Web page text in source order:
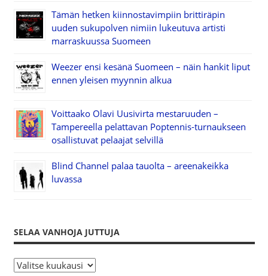
Tämän hetken kiinnostavimpiin brittiräpin
uuden sukupolven nimiin lukeutuva artisti
marraskuussa Suomeen
Weezer ensi kesänä Suomeen – näin hankit liput
ennen yleisen myynnin alkua
Voittaako Olavi Uusivirta mestaruuden –
Tampereella pelattavan Poptennis-turnaukseen
osallistuvat pelaajat selvillä
Blind Channel palaa tauolta – areenakeikka
luvassa
SELAA VANHOJA JUTTUJA
S